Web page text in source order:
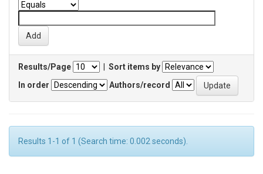
Results/Page
Sort items by
In order
Authors/record
Results 1-1 of 1 (Search time: 0.002 seconds).